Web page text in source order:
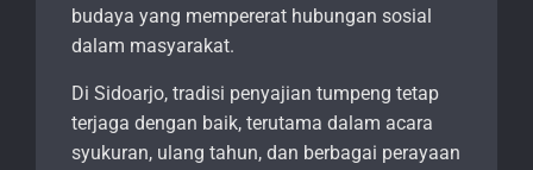
budaya yang mempererat hubungan sosial
dalam masyarakat.
Di Sidoarjo, tradisi penyajian tumpeng tetap
terjaga dengan baik, terutama dalam acara
syukuran, ulang tahun, dan berbagai perayaan